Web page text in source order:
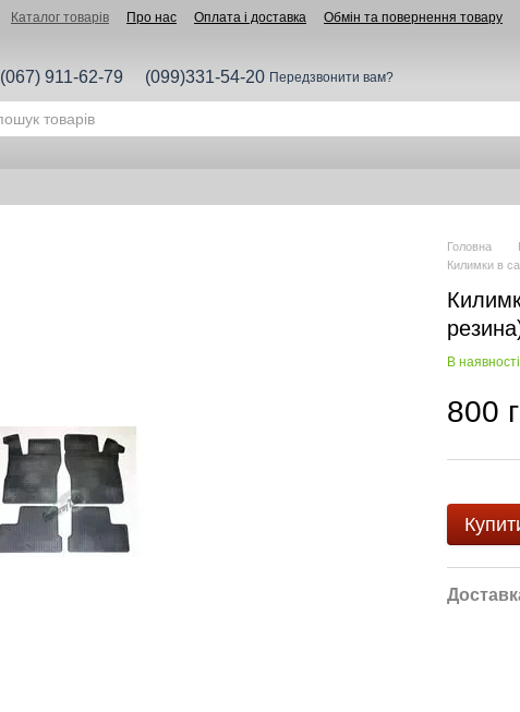
Каталог товарів Про нас Оплата і доставка Обмін та повернення товару
(067) 911-62-79 (099)331-54-20 Передзвонити вам?
Головна
Килимки в
В наявності
800